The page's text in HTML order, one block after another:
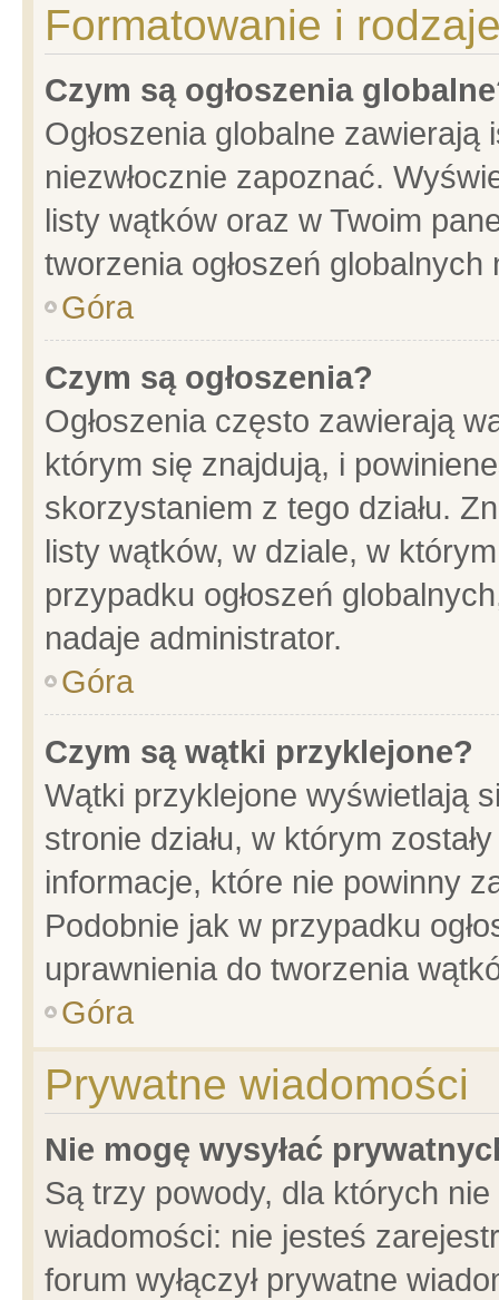
Formatowanie i
Czym są ogłoszenia
Ogłoszenia globalne
niezwłocznie zapoznać.
listy wątków oraz w Twoim
tworzenia ogłoszeń
Góra
Czym są ogłoszenia?
Ogłoszenia często zawierają
którym się znajdują, i
skorzystaniem z tego działu.
listy wątków, w dziale, w
przypadku ogłoszeń
nadaje administrator.
Góra
Czym są wątki przyklejone?
Wątki przyklejone wyświetlają
stronie działu, w którym
informacje, które nie powinny
Podobnie jak w przypadku
uprawnienia do tworzenia
Góra
Prywatne wiadomości
Nie mogę wysyłać
Są trzy powody, dla których
wiadomości: nie jesteś
forum wyłączył prywatne